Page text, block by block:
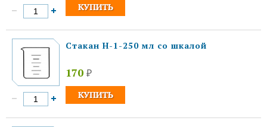
Стакан Н-1-250 мл со шкалой
170 ₽